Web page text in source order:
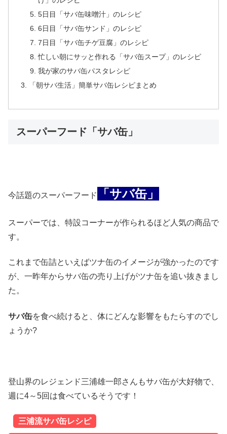
5日目「サバ缶味噌汁」のレシピ
6日目「サバ缶サンド」のレシピ
7日目「サバ缶チゲ豆腐」のレシピ
忙しい朝にサッと作れる「サバ缶スープ」のレシピ
我が家のサバ缶パスタレシピ
「朝サバ生活」簡単サバ缶レシピまとめ
スーパーフード「サバ缶」
今話題のスーパーフード 「サバ缶」
スーパーでは、特設コーナーが作られるほど人気の商品で
す。
これまで缶詰といえばツナ缶のイメージが強かったのです
が、一昨年からサバ缶の売り上げがツナ缶を追い抜きまし
た。
サバ缶を食べ続けると、体にどんな影響をもたらすのでし
ょうか?
登山界のレジェンド三浦雄一郎さんもサバ缶が大好物で、
週に4～5回は食べているそうです！
三浦流サバ缶レシピ